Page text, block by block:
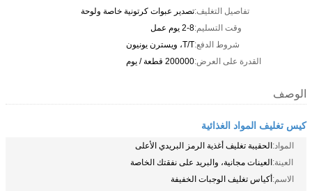
تفاصيل التغليف:تصدير عبوات كرتونية خاصة ولوحة
وقت التسليم:2-8 يوم عمل
شروط الدفع:T/T، ويسترن يونيون
القدرة على العرض:200000 قطعة / يوم
الوصف
كيس تغليف المواد الغذائية
المواد:الحقيبة تغليف أغذية الرمز البريدي الأعلى
العينة:العينات مجانية، والبريد على نفقتك الخاصة
الاسم:أكياس تغليف الوجبات الخفيفة